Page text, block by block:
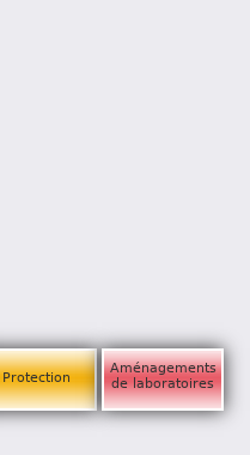
Protection
Aménagements
de laboratoires